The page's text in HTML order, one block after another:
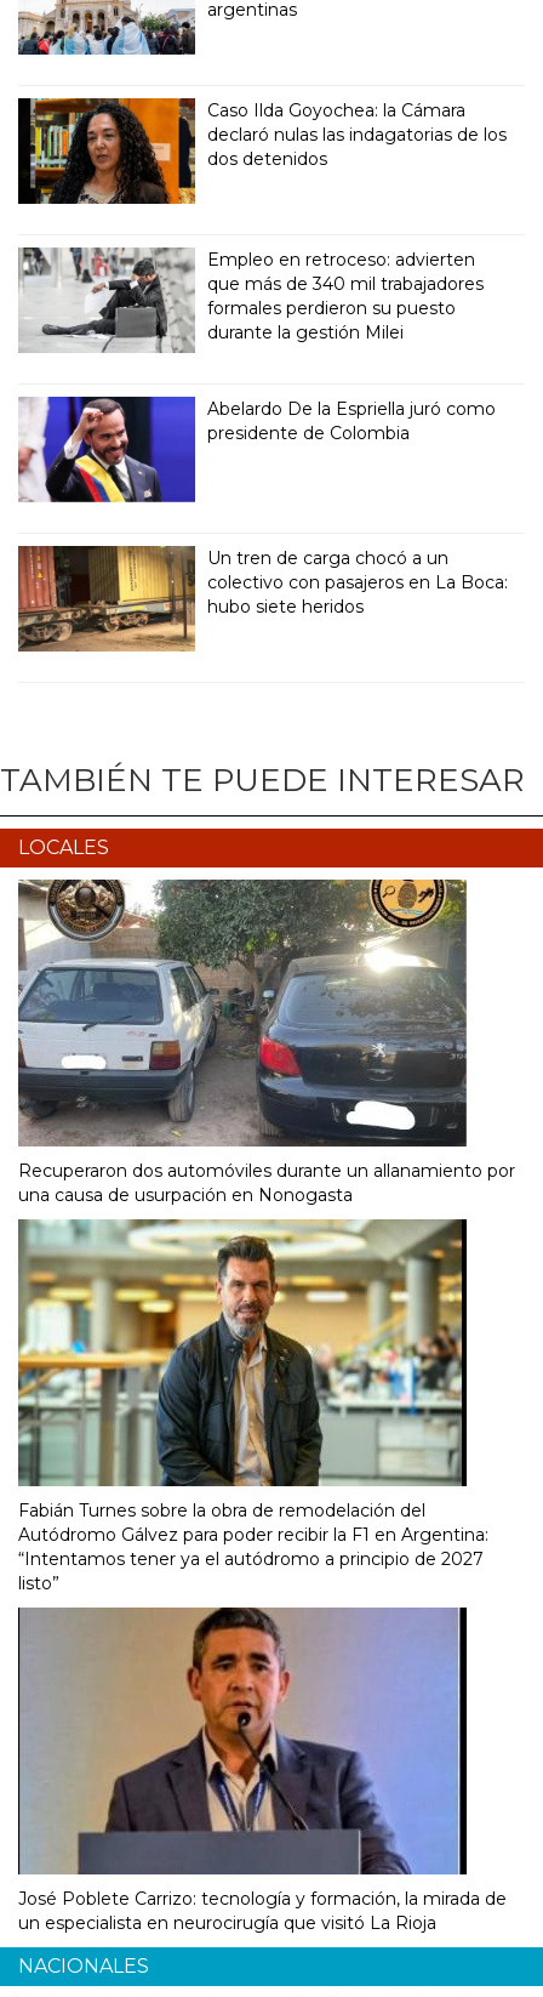
argentinas
Caso Ilda Goyochea: la Cámara
declaró nulas las indagatorias de los
dos detenidos
Empleo en retroceso: advierten
que más de 340 mil trabajadores
formales perdieron su puesto
durante la gestión Milei
Abelardo De la Espriella juró como
presidente de Colombia
Un tren de carga chocó a un
colectivo con pasajeros en La Boca:
hubo siete heridos
TAMBIÉN TE PUEDE INTERESAR
LOCALES
Recuperaron dos automóviles durante un allanamiento por
una causa de usurpación en Nonogasta
Fabián Turnes sobre la obra de remodelación del
Autódromo Gálvez para poder recibir la F1 en Argentina:
“Intentamos tener ya el autódromo a principio de 2027
listo”
José Poblete Carrizo: tecnología y formación, la mirada de
un especialista en neurocirugía que visitó La Rioja
NACIONALES